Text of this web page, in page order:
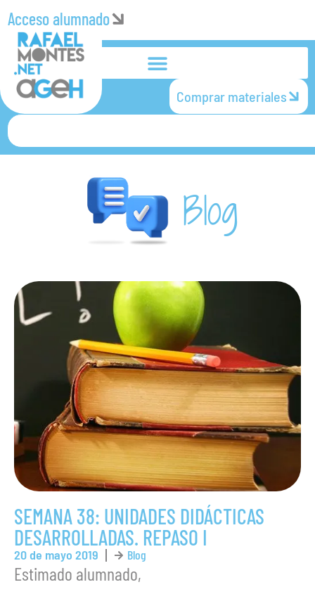
Acceso alumnado
Comprar materiales
Blog
SEMANA 38: UNIDADES DIDÁCTICAS
DESARROLLADAS. REPASO I
20 de mayo 2019 Blog
Estimado alumnado,